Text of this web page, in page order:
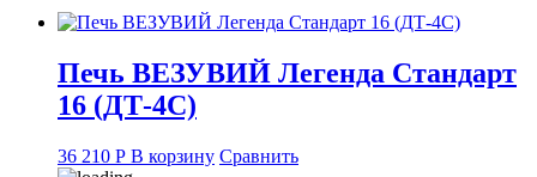
Печь ВЕЗУВИЙ Легенда Стандарт
16 (ДТ-4С)
36 210 Р В корзину Сравнить